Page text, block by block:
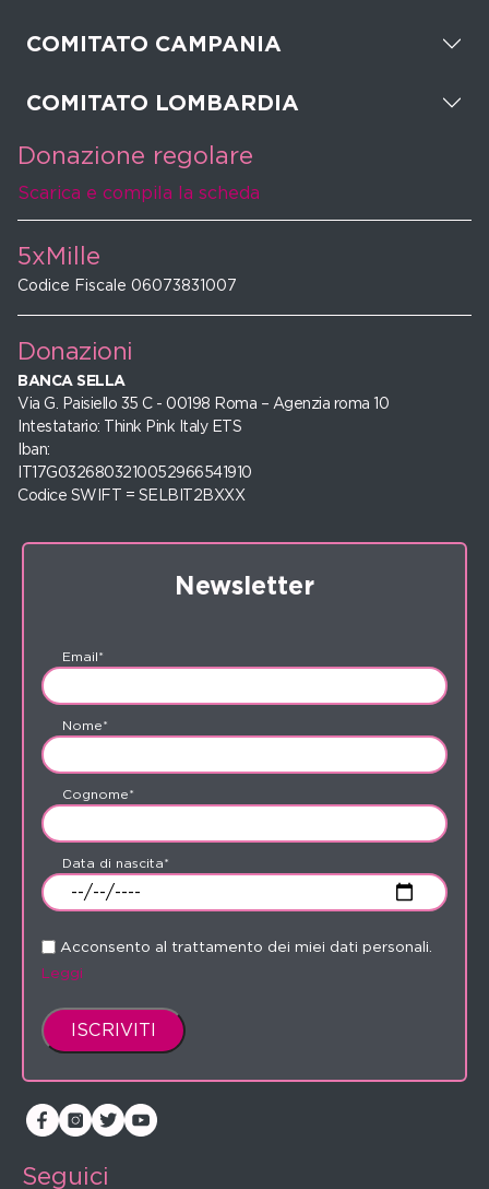
COMITATO CAMPANIA
COMITATO LOMBARDIA
Donazione regolare
Scarica e compila la scheda
5xMille
Codice Fiscale 06073831007
Donazioni
BANCA SELLA
Via G. Paisiello 35 C - 00198 Roma – Agenzia roma 10
Intestatario: Think Pink Italy ETS
Iban:
IT17G0326803210052966541910
Codice SWIFT = SELBIT2BXXX
Newsletter
Email*
Nome*
Cognome*
Data di nascita*
Acconsento al trattamento dei miei dati personali.
Leggi
Seguici